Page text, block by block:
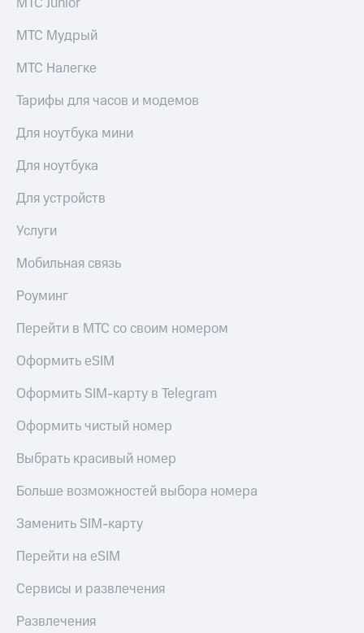
приложения
Инвестиции
Получайте
онлайн
полисов
Скидка 30%
МТС
Деньги
Откладывайте
и получайте
Платежи
переводы
Пополнить
МТС
Настройки
автоплатежа
Пополнить
номер
другого
30%
RED,
и МТС Супер
дешевле
при оплате
с карты
МТС Деньги
Скидки
при
покупке
со связью
МТС Мудрый
МТС Налегке
Тарифы для часов и модемов
Для ноутбука мини
Для ноутбука
Для устройств
Услуги
Мобильная связь
Роуминг
Перейти в МТС со своим номером
Оформить eSIM
Оформить SIM-карту в Telegram
Оформить чистый номер
Выбрать красивый номер
Больше возможностей выбора номера
Заменить SIM-карту
Перейти на eSIM
Сервисы и развлечения
Развлечения